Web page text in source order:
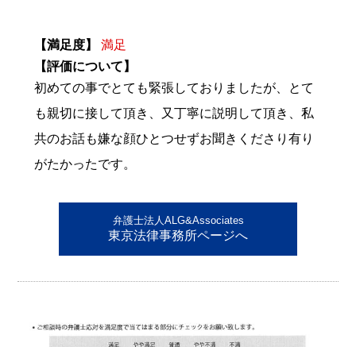
【満足度】
満足
【評価について】
初めての事でとても緊張しておりましたが、とて
も親切に接して頂き、又丁寧に説明して頂き、私
共のお話も嫌な顔ひとつせずお聞きくださり有り
がたかったです。
弁護士法人ALG&Associates
東京法律事務所ページへ